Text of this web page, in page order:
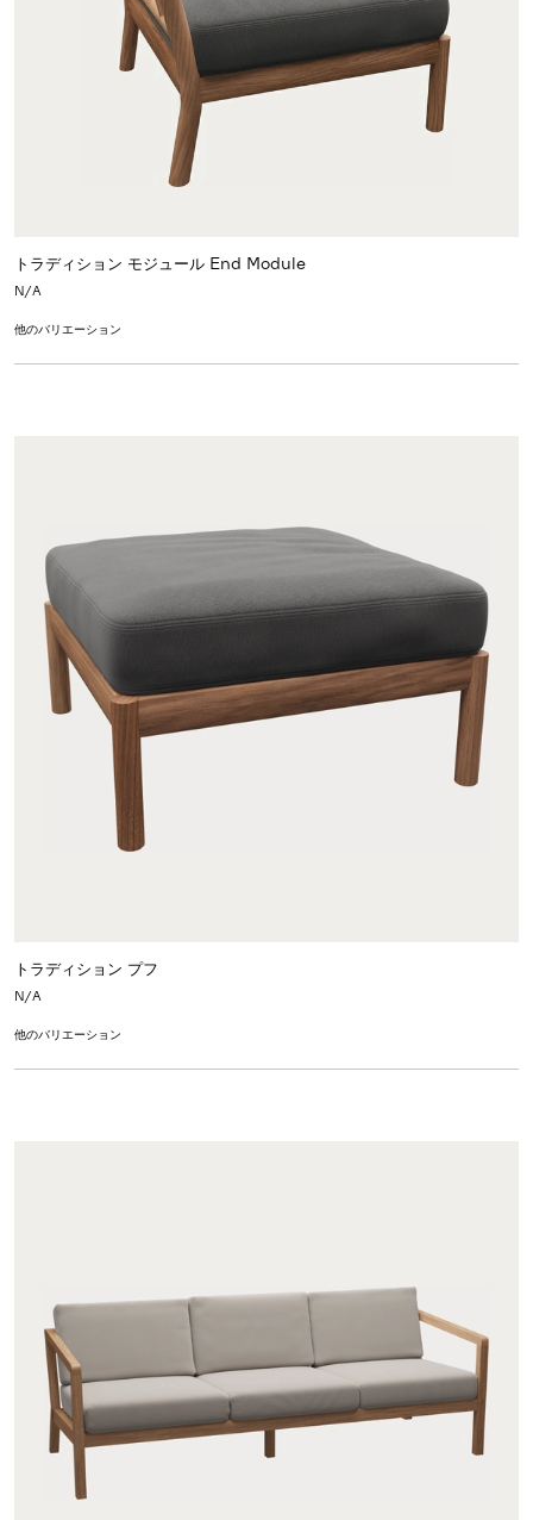
トラディション モジュール End Module
N/A
他のバリエーション
トラディション プフ
N/A
他のバリエーション